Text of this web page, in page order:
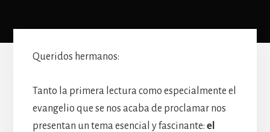
Queridos hermanos:
Tanto la primera lectura como especialmente el
evangelio que se nos acaba de proclamar nos
presentan un tema esencial y fascinante: el